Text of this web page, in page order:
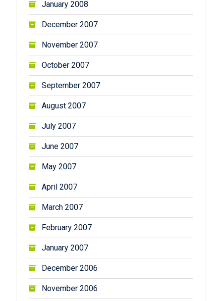
January 2008
December 2007
November 2007
October 2007
September 2007
August 2007
July 2007
June 2007
May 2007
April 2007
March 2007
February 2007
January 2007
December 2006
November 2006